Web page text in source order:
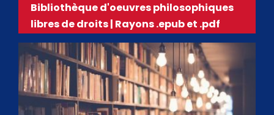
Bibliothèque d'oeuvres philosophiques
libres de droits | Rayons .epub et .pdf